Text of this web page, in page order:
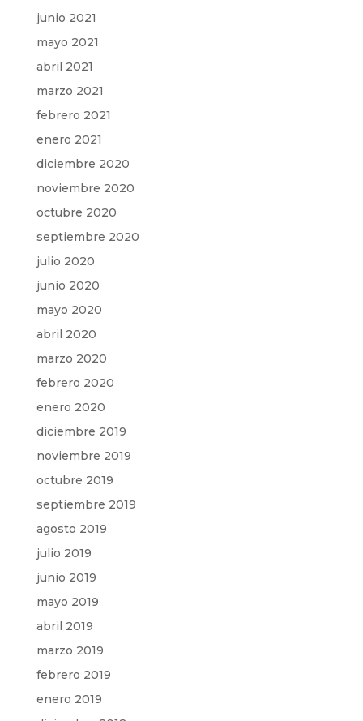
junio 2021
mayo 2021
abril 2021
marzo 2021
febrero 2021
enero 2021
diciembre 2020
noviembre 2020
octubre 2020
septiembre 2020
julio 2020
junio 2020
mayo 2020
abril 2020
marzo 2020
febrero 2020
enero 2020
diciembre 2019
noviembre 2019
octubre 2019
septiembre 2019
agosto 2019
julio 2019
junio 2019
mayo 2019
abril 2019
marzo 2019
febrero 2019
enero 2019